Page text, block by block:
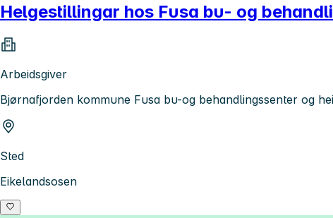
Helgestillingar hos Fusa bu- og
Arbeidsgiver
Bjørnafjorden kommune Fusa bu-og behandlingssenter og
Sted
Eikelandsosen